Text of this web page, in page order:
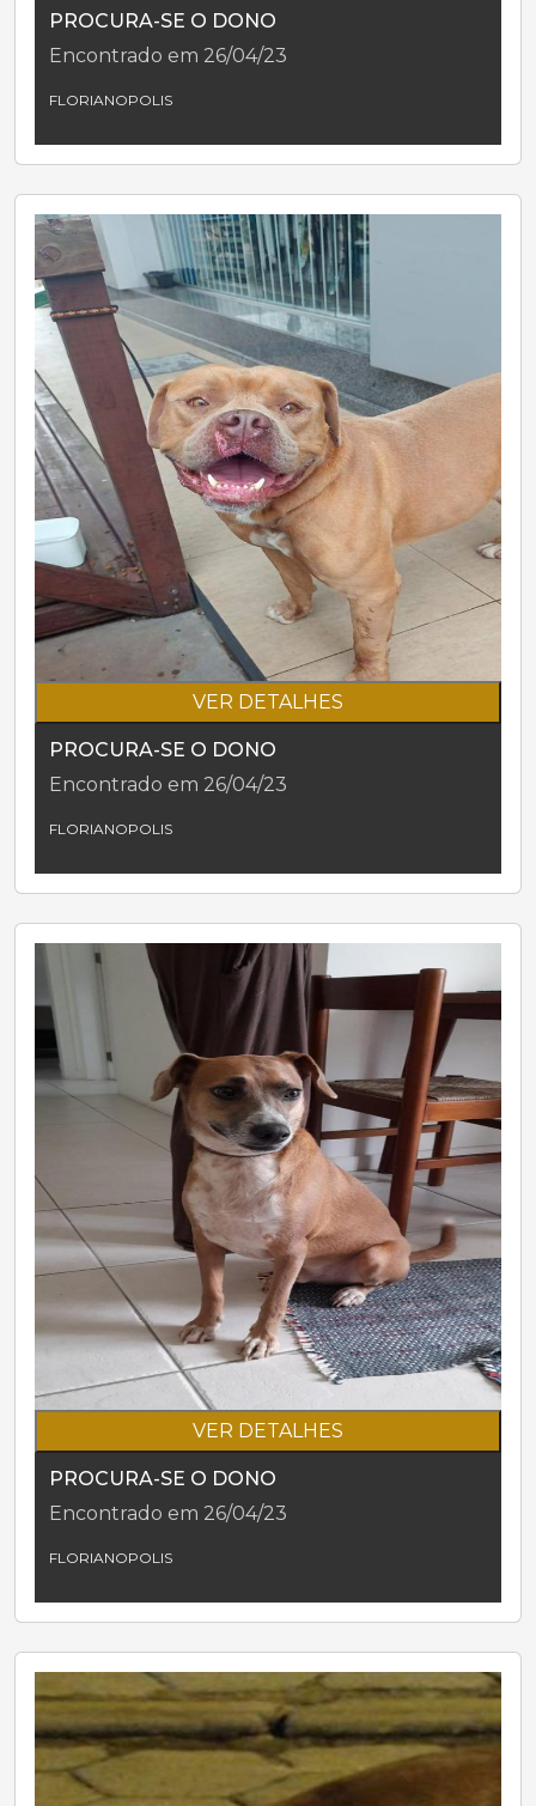
PROCURA-SE O DONO
Encontrado em 26/04/23
FLORIANOPOLIS
VER DETALHES
PROCURA-SE O DONO
Encontrado em 26/04/23
FLORIANOPOLIS
VER DETALHES
PROCURA-SE O DONO
Encontrado em 26/04/23
FLORIANOPOLIS